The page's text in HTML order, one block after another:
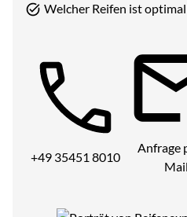
Welcher Reifen ist
Telefon:
+49 35451 8010
Anfrage
Mail